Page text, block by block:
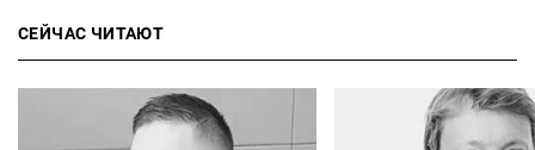
СЕЙЧАС ЧИТАЮТ